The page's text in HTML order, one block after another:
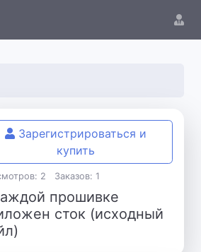
Зарегистрироваться и
купить
2 Заказов: 1
прошивке
сток (исходный